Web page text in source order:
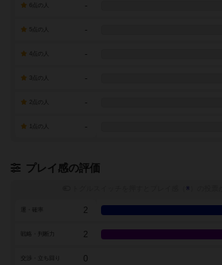
-
-
-
-
-
-
プレイ感の評価
※
2
戦略・判断力 2
0